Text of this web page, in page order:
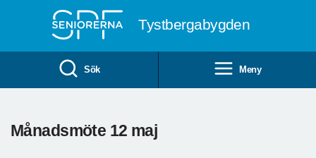
Tystbergabygden
Sök Meny
Månadsmöte 12 maj